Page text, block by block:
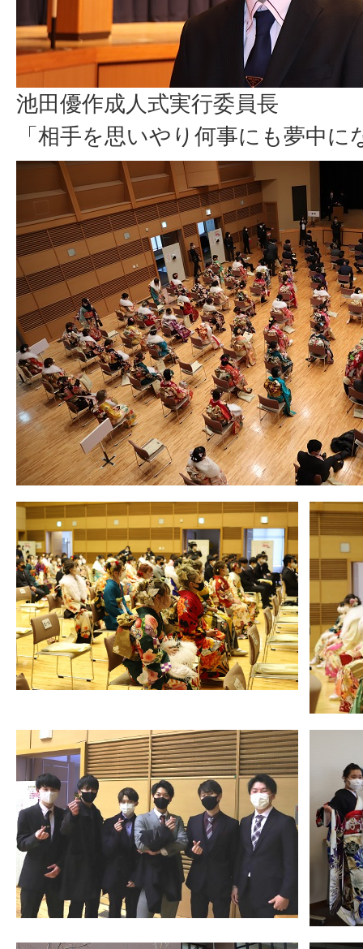
池田優作成人式実行委員長
「相手を思いやり何事にも夢中